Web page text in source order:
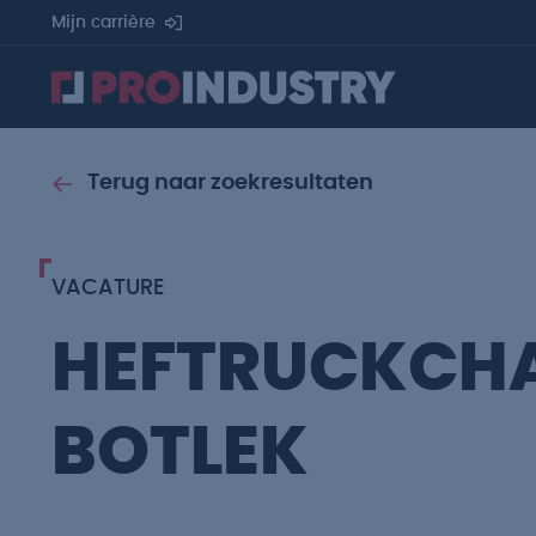
Mijn carrière
Terug naar zoekresultaten
VACATURE
BOTLEK